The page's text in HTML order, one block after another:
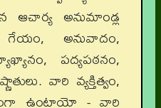
ఆచార్య అనుమాండ్ల
అనువాదం,
పద్యపఠనం,
వారి వ్యక్తిత్వం,
ఉంటాయో - వారి